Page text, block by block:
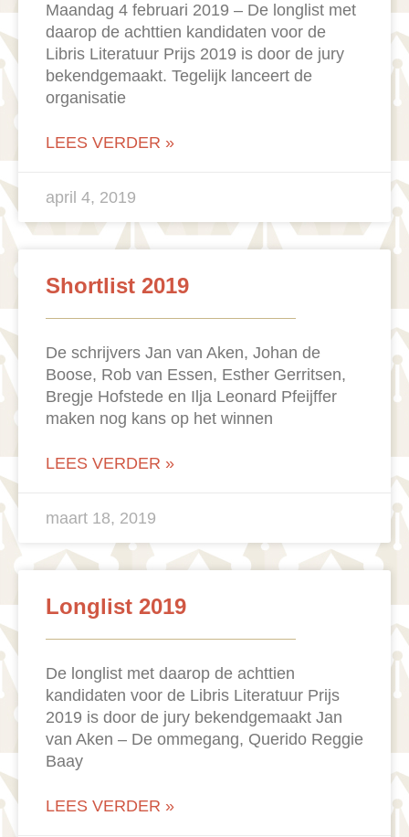
Maandag 4 februari 2019 – De longlist met
daarop de achttien kandidaten voor de
Libris Literatuur Prijs 2019 is door de jury
bekendgemaakt. Tegelijk lanceert de
organisatie
LEES VERDER »
april 4, 2019
Shortlist 2019
De schrijvers Jan van Aken, Johan de
Boose, Rob van Essen, Esther Gerritsen,
Bregje Hofstede en Ilja Leonard Pfeijffer
maken nog kans op het winnen
LEES VERDER »
maart 18, 2019
Longlist 2019
De longlist met daarop de achttien
kandidaten voor de Libris Literatuur Prijs
2019 is door de jury bekendgemaakt Jan
van Aken – De ommegang, Querido Reggie
Baay
LEES VERDER »